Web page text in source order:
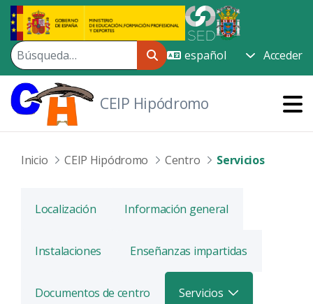
Saltar al contenido principal
Acceder
CEIP Hipódromo
Inicio CEIP Hipódromo Centro Servicios
Localización Información general
Instalaciones Enseñanzas impartidas
Documentos de centro Servicios Alternar